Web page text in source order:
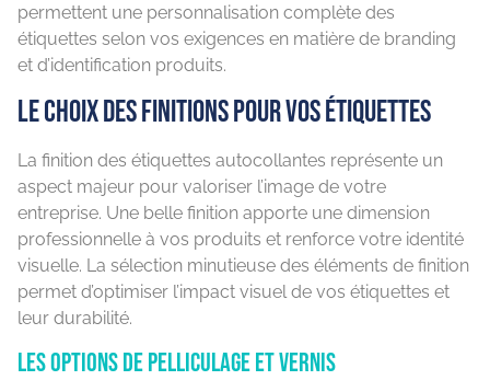
permettent une personnalisation complète des
étiquettes selon vos exigences en matière de branding
et d’identification produits.
Le choix des finitions pour vos étiquettes
La finition des étiquettes autocollantes représente un
aspect majeur pour valoriser l’image de votre
entreprise. Une belle finition apporte une dimension
professionnelle à vos produits et renforce votre identité
visuelle. La sélection minutieuse des éléments de finition
permet d’optimiser l’impact visuel de vos étiquettes et
leur durabilité.
Les options de pelliculage et vernis